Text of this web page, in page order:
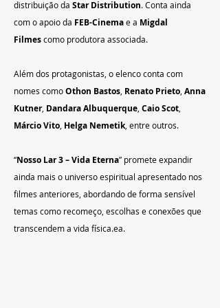
distribuição da Star Distribution. Conta ainda
com o apoio da FEB-Cinema e a Migdal
Filmes como produtora associada.
Além dos protagonistas, o elenco conta com
nomes como Othon Bastos Renato Prieto Anna
Kutner, Dandara Albuquerque Caio Scot
Márcio Vito Helga Nemetik , entre outros.
“Nosso Lar 3 – Vida Eterna” promete expandir
ainda mais o universo espiritual apresentado nos
filmes anteriores, abordando de forma sensível
temas como recomeço, escolhas e conexões que
transcendem a vida física.ea.